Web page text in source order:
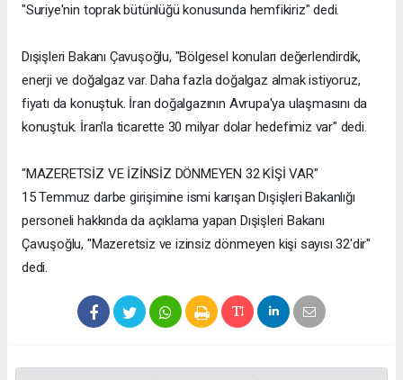
"Suriye'nin toprak bütünlüğü konusunda hemfikiriz" dedi.
Dışişleri Bakanı Çavuşoğlu, "Bölgesel konuları değerlendirdik,
enerji ve doğalgaz var. Daha fazla doğalgaz almak istiyoruz,
fiyatı da konuştuk. İran doğalgazının Avrupa'ya ulaşmasını da
konuştuk. İran'la ticarette 30 milyar dolar hedefimiz var" dedi.
"MAZERETSİZ VE İZİNSİZ DÖNMEYEN 32 KİŞİ VAR"
15 Temmuz darbe girişimine ismi karışan Dışişleri Bakanlığı
personeli hakkında da açıklama yapan Dışişleri Bakanı
Çavuşoğlu, "Mazeretsiz ve izinsiz dönmeyen kişi sayısı 32'dir"
dedi.